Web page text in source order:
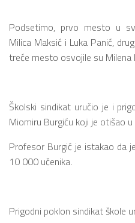
Podsetimo, prvo mesto u
Milica Maksić i Luka Panić,
treće mesto osvojile su Milena
Školski sindikat uručio je i
Miomiru Burgiću koji je otišao u
Profesor Burgić je istakao da
10 000 učenika.
Prigodni poklon sindikat škole